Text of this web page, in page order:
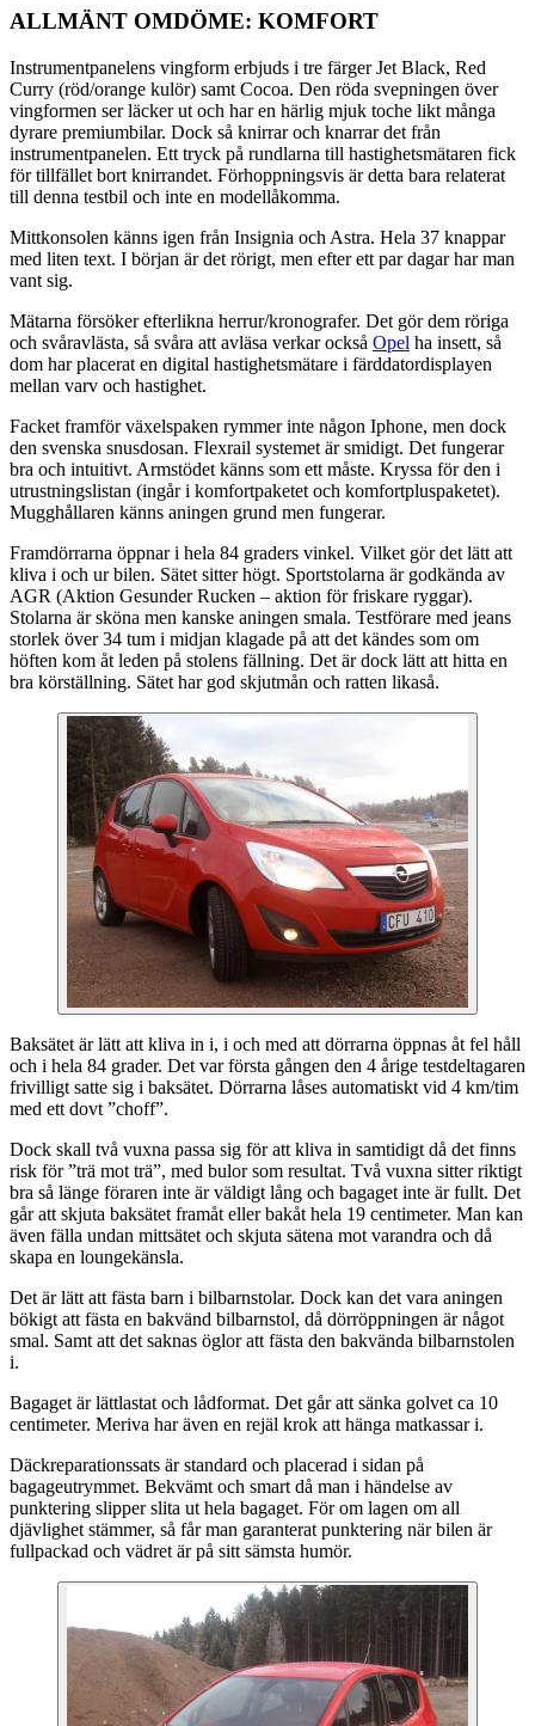
ALLMÄNT OMDÖME: KOMFORT
Instrumentpanelens vingform erbjuds i tre färger Jet Black, Red
Curry (röd/orange kulör) samt Cocoa. Den röda svepningen över
vingformen ser läcker ut och har en härlig mjuk toche likt många
dyrare premiumbilar. Dock så knirrar och knarrar det från
instrumentpanelen. Ett tryck på rundlarna till hastighetsmätaren fick
för tillfället bort knirrandet. Förhoppningsvis är detta bara relaterat
till denna testbil och inte en modellåkomma.
Mittkonsolen känns igen från Insignia och Astra. Hela 37 knappar
med liten text. I början är det rörigt, men efter ett par dagar har man
vant sig.
Mätarna försöker efterlikna herrur/kronografer. Det gör dem röriga
och svåravlästa, så svåra att avläsa verkar också Opel ha insett, så
dom har placerat en digital hastighetsmätare i färddatordisplayen
mellan varv och hastighet.
Facket framför växelspaken rymmer inte någon Iphone, men dock
den svenska snusdosan. Flexrail systemet är smidigt. Det fungerar
bra och intuitivt. Armstödet känns som ett måste. Kryssa för den i
utrustningslistan (ingår i komfortpaketet och komfortpluspaketet).
Mugghållaren känns aningen grund men fungerar.
Framdörrarna öppnar i hela 84 graders vinkel. Vilket gör det lätt att
kliva i och ur bilen. Sätet sitter högt. Sportstolarna är godkända av
AGR (Aktion Gesunder Rucken – aktion för friskare ryggar).
Stolarna är sköna men kanske aningen smala. Testförare med jeans
storlek över 34 tum i midjan klagade på att det kändes som om
höften kom åt leden på stolens fällning. Det är dock lätt att hitta en
bra körställning. Sätet har god skjutmån och ratten likaså.
Baksätet är lätt att kliva in i, i och med att dörrarna öppnas åt fel håll
och i hela 84 grader. Det var första gången den 4 årige testdeltagaren
frivilligt satte sig i baksätet. Dörrarna låses automatiskt vid 4 km/tim
med ett dovt ”choff”.
Dock skall två vuxna passa sig för att kliva in samtidigt då det finns
risk för ”trä mot trä”, med bulor som resultat. Två vuxna sitter riktigt
bra så länge föraren inte är väldigt lång och bagaget inte är fullt. Det
går att skjuta baksätet framåt eller bakåt hela 19 centimeter. Man kan
även fälla undan mittsätet och skjuta sätena mot varandra och då
skapa en loungekänsla.
Det är lätt att fästa barn i bilbarnstolar. Dock kan det vara aningen
bökigt att fästa en bakvänd bilbarnstol, då dörröppningen är något
smal. Samt att det saknas öglor att fästa den bakvända bilbarnstolen
i.
Bagaget är lättlastat och lådformat. Det går att sänka golvet ca 10
centimeter. Meriva har även en rejäl krok att hänga matkassar i.
Däckreparationssats är standard och placerad i sidan på
bagageutrymmet. Bekvämt och smart då man i händelse av
punktering slipper slita ut hela bagaget. För om lagen om all
djävlighet stämmer, så får man garanterat punktering när bilen är
fullpackad och vädret är på sitt sämsta humör.